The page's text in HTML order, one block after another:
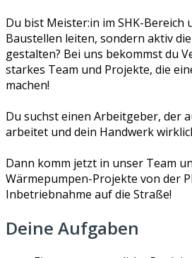
Du bist Meister:in im SHK-Bereich
Baustellen leiten, sondern aktiv
gestalten? Bei uns bekommst du
starkes Team und Projekte, die
machen!
Du suchst einen Arbeitgeber, der
arbeitet und dein Handwerk
Dann komm jetzt in unser Team
Wärmepumpen-Projekte von der
Inbetriebnahme auf die Straße!
Deine Aufgaben